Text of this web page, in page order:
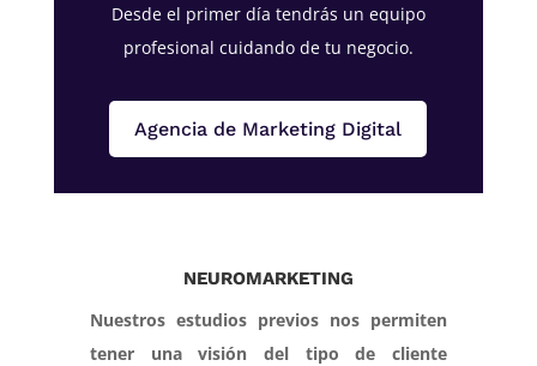
Desde el primer día tendrás un equipo
profesional cuidando de tu negocio.
Agencia de Marketing Digital
NEUROMARKETING
Nuestros estudios previos nos permiten
tener una visión del tipo de cliente